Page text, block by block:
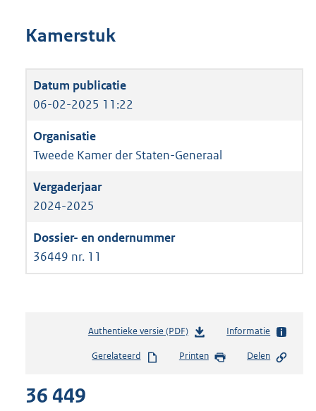
Kamerstuk
06-02-2025 11:22
Tweede Kamer der Staten-Generaal
2024-2025
36449 nr. 11
Authentieke versie (PDF)b
s
Informatie
Gerelateerd Printen Delen
36 449